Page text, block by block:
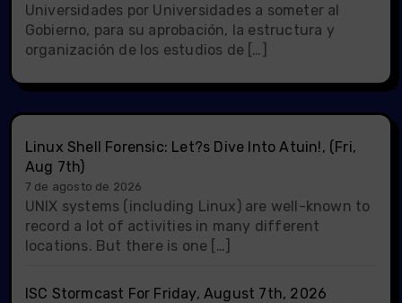
Universidades por Universidades a someter al
Gobierno, para su aprobación, la estructura y
organización de los estudios de […]
Linux Shell Forensic: Let?s Dive Into Atuin!, (Fri,
Aug 7th)
7 de agosto de 2026
UNIX systems (including Linux) are well-known to
record a lot of activities in many different
locations. But there is one […]
ISC Stormcast For Friday, August 7th, 2026